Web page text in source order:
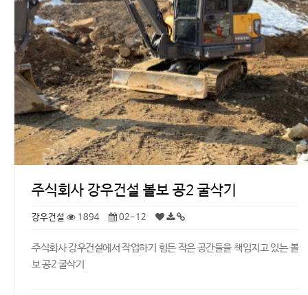
주식회사 강우건설 볼보 공2 굴삭기
강우건설 1894 02-12
주식회사 강우건설에서 작업하기 힘든 작은 공간들을 책임지고 있는 볼
보 공2 굴삭기